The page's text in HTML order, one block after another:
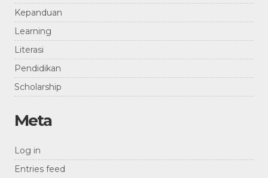
Kepanduan
Learning
Literasi
Pendidikan
Scholarship
Meta
Log in
Entries feed